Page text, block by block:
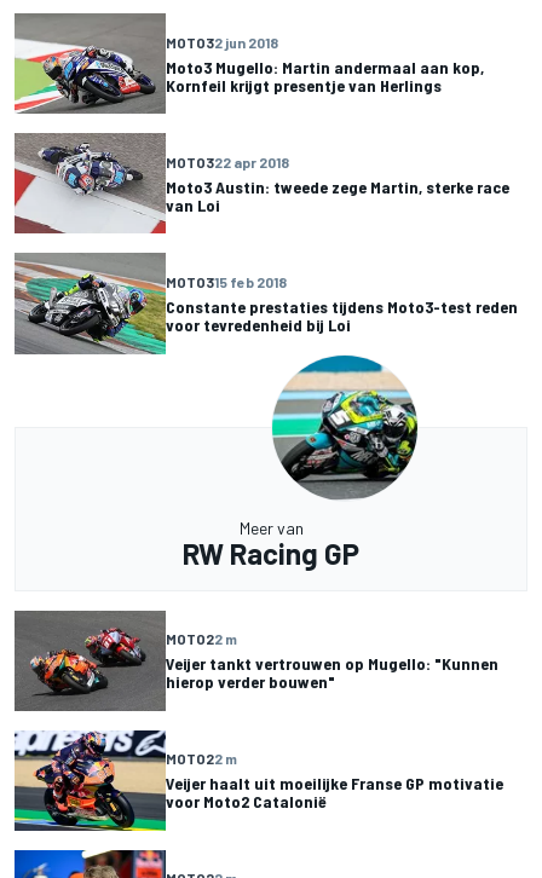
MOTO32 jun 2018
Moto3 Mugello: Martin andermaal aan kop,
Kornfeil krijgt presentje van Herlings
MOTO322 apr 2018
Moto3 Austin: tweede zege Martin, sterke race
van Loi
MOTO315 feb 2018
Constante prestaties tijdens Moto3-test reden
voor tevredenheid bij Loi
Meer van
RW Racing GP
MOTO22 m
Veijer tankt vertrouwen op Mugello: "Kunnen
hierop verder bouwen"
MOTO22 m
Veijer haalt uit moeilijke Franse GP motivatie
voor Moto2 Catalonië